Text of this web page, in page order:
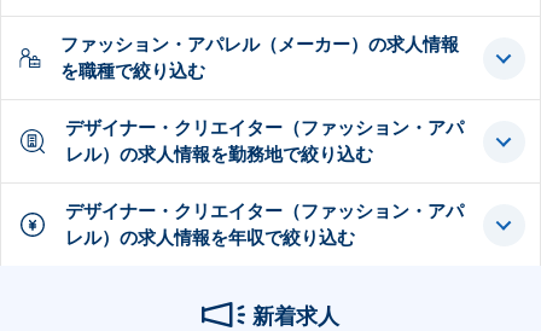
ファッション・アパレル（メーカー）の求人情報
を職種で絞り込む
デザイナー・クリエイター（ファッション・アパ
レル）の求人情報を勤務地で絞り込む
デザイナー・クリエイター（ファッション・アパ
レル）の求人情報を年収で絞り込む
新着求人